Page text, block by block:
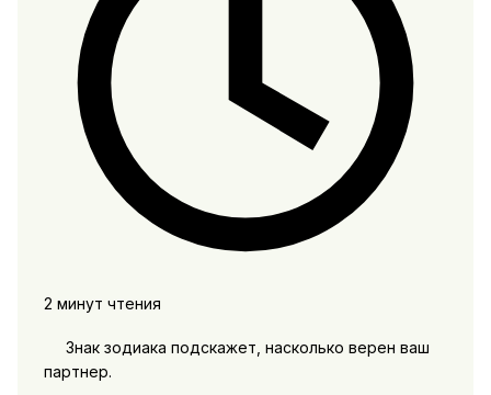
2 минут чтения
Знак зодиака подскажет, насколько верен ваш
партнер.